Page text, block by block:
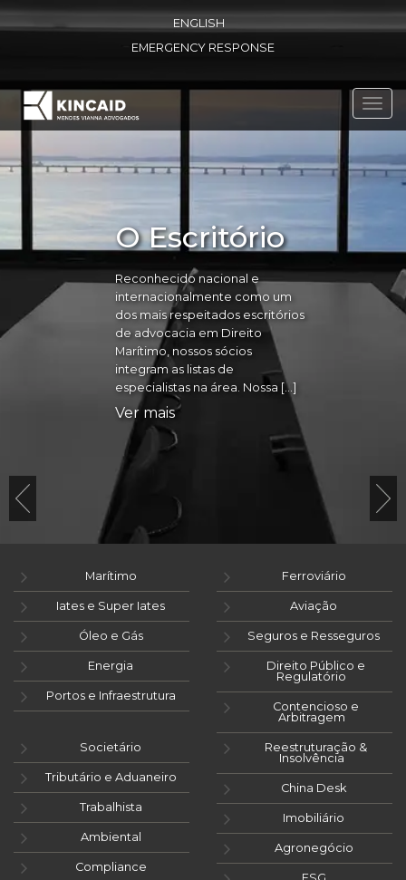
ENGLISH
EMERGENCY RESPONSE
O Escritório
Reconhecido nacional e
internacionalmente como um
dos mais respeitados escritórios
de advocacia em Direito
Marítimo, nossos sócios
integram as listas de
especialistas na área. Nossa […]
Ver mais
Marítimo
Iates e Super Iates
Óleo e Gás
Energia
Portos e Infraestrutura
Ferroviário
Aviação
Seguros e Resseguros
Direito Público e
Regulatório
Contencioso e
Arbitragem
Societário
Tributário e Aduaneiro
Trabalhista
Ambiental
Compliance
Reestruturação &
Insolvência
China Desk
Imobiliário
Agronegócio